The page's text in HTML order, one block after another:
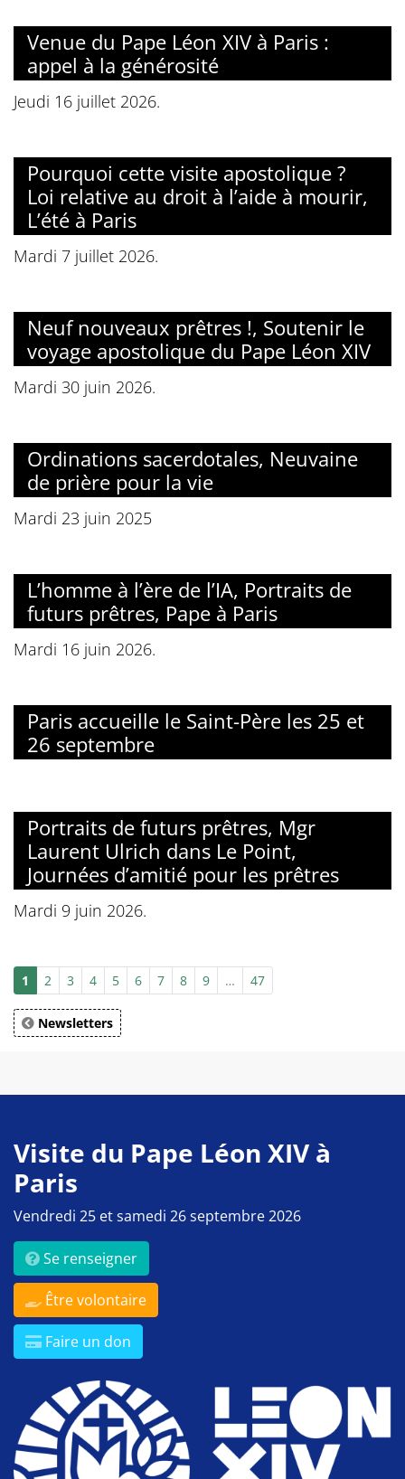
Venue du Pape Léon XIV à Paris :
appel à la générosité
Jeudi 16 juillet 2026.
Pourquoi cette visite apostolique ?
Loi relative au droit à l’aide à mourir,
L’été à Paris
Mardi 7 juillet 2026.
Neuf nouveaux prêtres !, Soutenir le
voyage apostolique du Pape Léon XIV
Mardi 30 juin 2026.
Ordinations sacerdotales, Neuvaine
de prière pour la vie
Mardi 23 juin 2025
L’homme à l’ère de l’IA, Portraits de
futurs prêtres, Pape à Paris
Mardi 16 juin 2026.
Paris accueille le Saint-Père les 25 et
26 septembre
Portraits de futurs prêtres, Mgr
Laurent Ulrich dans Le Point,
Journées d’amitié pour les prêtres
Mardi 9 juin 2026.
1 2 3 4 5 6 7 8 9 … 47
Newsletters
Visite du Pape Léon XIV à
Paris
Vendredi 25 et samedi 26 septembre 2026
Se renseigner
Être volontaire
Faire un don